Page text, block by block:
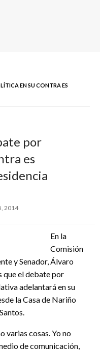
EN SU CONTRA ES
por
es
2014
En la
Comisión
y Senador, Álvaro
que el debate por
adelantará en su
la Casa de Nariño
varias cosas. Yo no
de comunicación,